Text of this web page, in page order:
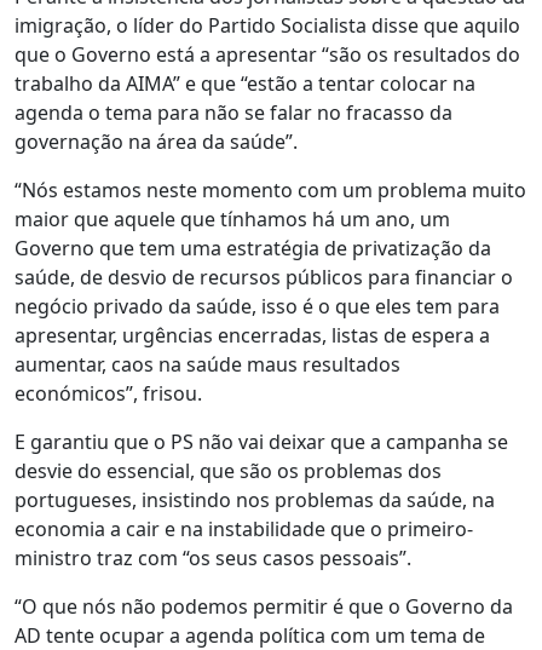
imigração, o líder do Partido Socialista disse que aquilo
que o Governo está a apresentar “são os resultados do
trabalho da AIMA” e que “estão a tentar colocar na
agenda o tema para não se falar no fracasso da
governação na área da saúde”.
“Nós estamos neste momento com um problema muito
maior que aquele que tínhamos há um ano, um
Governo que tem uma estratégia de privatização da
saúde, de desvio de recursos públicos para financiar o
negócio privado da saúde, isso é o que eles tem para
apresentar, urgências encerradas, listas de espera a
aumentar, caos na saúde maus resultados
económicos”, frisou.
E garantiu que o PS não vai deixar que a campanha se
desvie do essencial, que são os problemas dos
portugueses, insistindo nos problemas da saúde, na
economia a cair e na instabilidade que o primeiro-
ministro traz com “os seus casos pessoais”.
“O que nós não podemos permitir é que o Governo da
AD tente ocupar a agenda política com um tema de